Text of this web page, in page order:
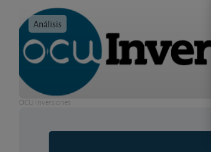
Análisis
OCU Inversiones